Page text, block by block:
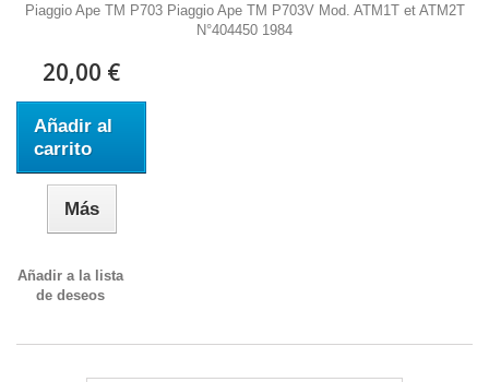
Piaggio Ape TM P703 Piaggio Ape TM P703V Mod. ATM1T et ATM2T
N°404450 1984
20,00 €
Añadir al
carrito
Más
Añadir a la lista
de deseos